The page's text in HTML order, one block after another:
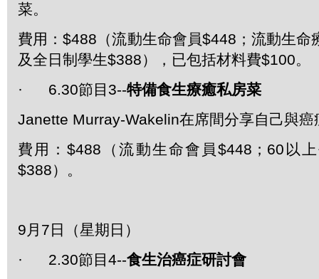
菜。
費用：$488（流動生命會員$448；流動生命
及全日制學生$388），已包括材料費$100。
· 6.30節目3--特備食生療癒私房菜
Janette Murray-Wakelin在席間分享自己與癌
費用：$488（流動生命會員$448；60以
$388）。
9月7日（星期日）
· 2.30節目4--食生治癌症研討會